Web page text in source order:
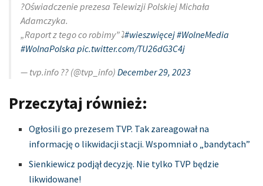
?Oświadczenie prezesa Telewizji Polskiej Michała
Adamczyka.
„Raport z tego co robimy”⤵️#wieszwięcej#WolneMedia
#WolnaPolska pic.twitter.com/TU26dG3C4j
— tvp.info ?? (@tvp_info) December 29, 2023
Przeczytaj również:
Ogłosili go prezesem TVP. Tak zareagował na
informację o likwidacji stacji. Wspomniał o „bandytach”
Sienkiewicz podjął decyzję. Nie tylko TVP będzie
likwidowane!